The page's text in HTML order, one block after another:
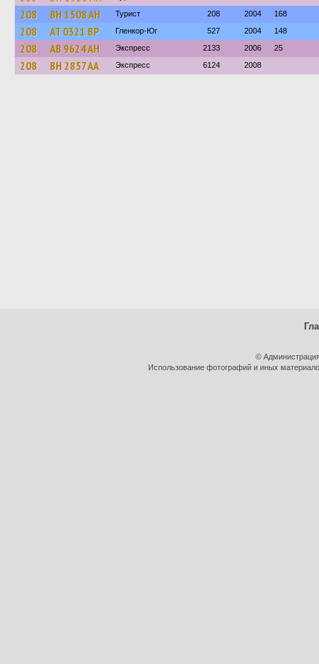
208 BH 1508 AH Турист 208 2004 168
208 AT 0321 BP Гленкор-Юг 527 2004 148
208 AB 9624 AH Экспресс 2133 2006 25
208 BH 2857 AA Экспресс 6124 2008
©
Использование фотографий и иных